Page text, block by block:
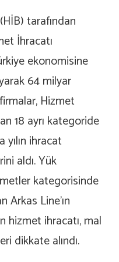
tarafından
İhracatı
ekonomisine
64 milyar
Hizmet
18 ayrı kategoride
ihracat
aldı. Yük
kategorisinde
Line’ın
hizmet ihracatı, mal
dikkate alındı.